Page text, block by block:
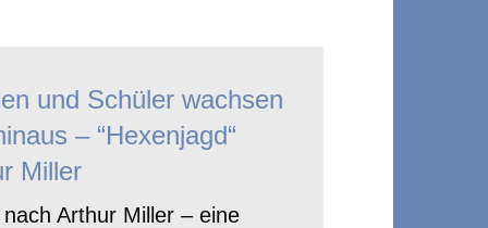
und Schüler wachsen
– “Hexenjagd“
Miller
nach Arthur Miller – eine